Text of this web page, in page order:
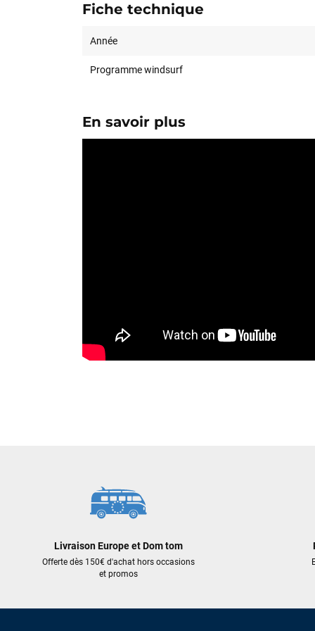
Fiche technique
Année
Programme windsurf
En savoir plus
Livraison Europe et Dom tom
Offerte dès 150€ d'achat hors occasions
et promos